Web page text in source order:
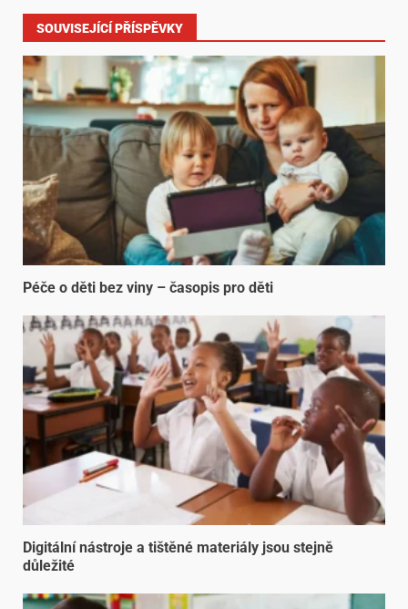
SOUVISEJÍCÍ PŘÍSPĚVKY
Péče o děti bez viny – časopis pro děti
Digitální nástroje a tištěné materiály jsou stejně
důležité